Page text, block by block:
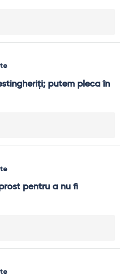
putem pleca în
pentru a nu fi